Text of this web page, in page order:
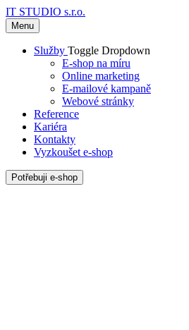
IT STUDIO s.r.o.
Menu
Služby Toggle Dropdown
E-shop na míru
Online marketing
E-mailové kampaně
Webové stránky
Reference
Kariéra
Kontakty
Vyzkoušet e-shop
Potřebuji e-shop